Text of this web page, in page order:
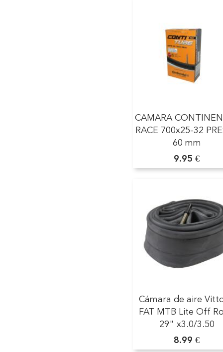
CAMARA
RACE 700x25-32
60 mm
9.95 €
Cámara de aire
FAT MTB Lite Off
29" x3.0/3.50
8.99 €